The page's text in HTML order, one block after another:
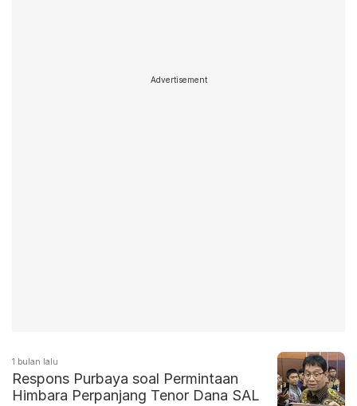
Advertisement
1 bulan lalu
Respons Purbaya soal Permintaan
Himbara Perpanjang Tenor Dana SAL